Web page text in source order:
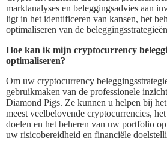
marktanalyses en beleggingsadvies aan
ligt in het identificeren van kansen, het
optimaliseren van de
Hoe kan ik mijn cryptocurrency
optimaliseren?
Om uw cryptocurrency
gebruikmaken van de professionele
Diamond Pigs. Ze kunnen u helpen bij
meest veelbelovende cryptocurrencies,
doelen en het beheren van uw portfolio
uw risicobereidheid en financiële